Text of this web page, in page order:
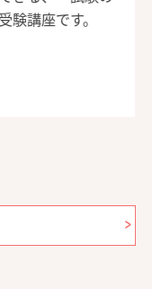
講座です。